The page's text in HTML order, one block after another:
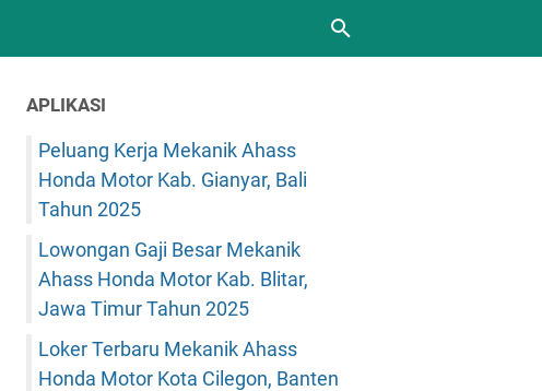
APLIKASI
Peluang Kerja Mekanik Ahass
Honda Motor Kab. Gianyar, Bali
Tahun 2025
Lowongan Gaji Besar Mekanik
Ahass Honda Motor Kab. Blitar,
Jawa Timur Tahun 2025
Loker Terbaru Mekanik Ahass
Honda Motor Kota Cilegon, Banten